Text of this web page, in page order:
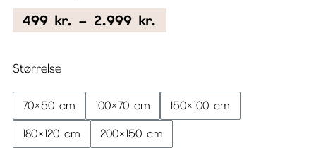
499 kr. – 2.999 kr.
499 kr.
Størrelse
70×50 cm 100×70 cm
150×100 cm
180×120 cm
200×150 cm